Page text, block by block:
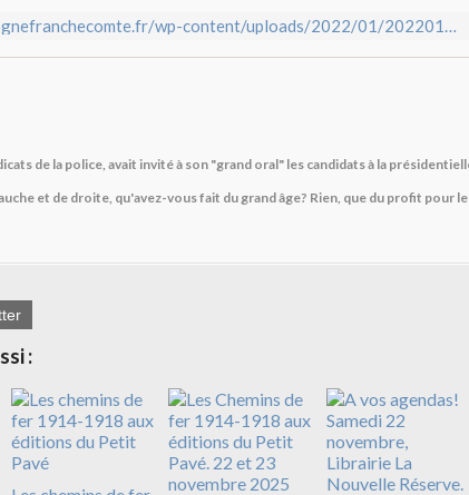
https://cgtbourgognefranchecomte.fr/wp-content/uploads/2022/01/2022011.pdf
de la police, avait invité à son "grand oral" les candidats à la
et de droite, qu'avez-vous fait du grand âge? Rien, que du profit pour le
: